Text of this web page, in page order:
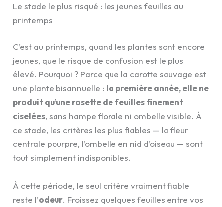
Le stade le plus risqué : les jeunes feuilles au
printemps
C’est au printemps, quand les plantes sont encore
jeunes, que le risque de confusion est le plus
élevé. Pourquoi ? Parce que la carotte sauvage est
une plante bisannuelle : la première année, elle ne
produit qu’une rosette de feuilles finement
ciselées, sans hampe florale ni ombelle visible. À
ce stade, les critères les plus fiables — la fleur
centrale pourpre, l’ombelle en nid d’oiseau — sont
tout simplement indisponibles.
À cette période, le seul critère vraiment fiable
reste l’odeur. Froissez quelques feuilles entre vos